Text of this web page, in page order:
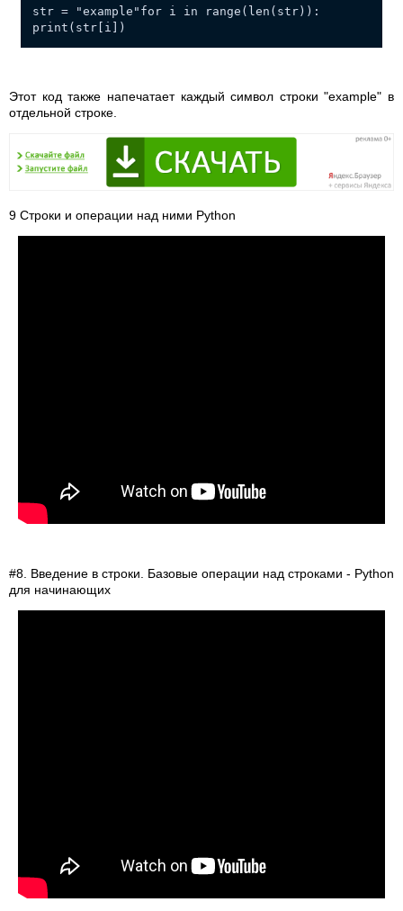
str = "example"for i in range(len(str)):
print(str[i])
Этот код также напечатает каждый символ строки "example" в
отдельной строке.
9 Cтроки и операции над ними Python
#8. Введение в строки. Базовые операции над строками - Python
для начинающих